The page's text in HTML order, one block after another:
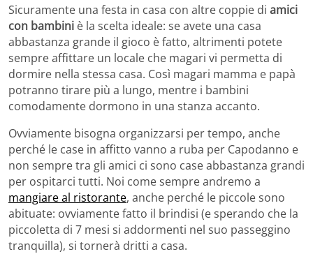
Sicuramente una festa in casa con altre coppie di amici
con bambini è la scelta ideale: se avete una casa
abbastanza grande il gioco è fatto, altrimenti potete
sempre affittare un locale che magari vi permetta di
dormire nella stessa casa. Così magari mamma e papà
potranno tirare più a lungo, mentre i bambini
comodamente dormono in una stanza accanto.
Ovviamente bisogna organizzarsi per tempo, anche
perché le case in affitto vanno a ruba per Capodanno e
non sempre tra gli amici ci sono case abbastanza grandi
per ospitarci tutti. Noi come sempre andremo a
mangiare al ristorante, anche perché le piccole sono
abituate: ovviamente fatto il brindisi (e sperando che la
piccoletta di 7 mesi si addormenti nel suo passeggino
tranquilla), si tornerà dritti a casa.